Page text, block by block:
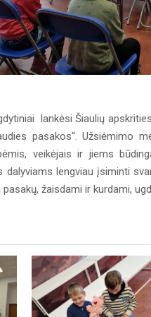
lankėsi Šiaulių
pasakos“.
veikėjais ir jiems
lengviau įsiminti
žaisdami ir kurdami,